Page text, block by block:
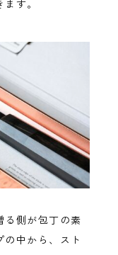
す。
る側が包丁の素
中から、スト